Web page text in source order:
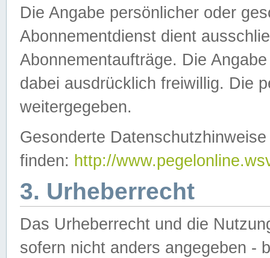
Die Angabe persönlicher oder
Abonnementdienst dient
Abonnementaufträge. Die
dabei ausdrücklich freiwillig. Die
weitergegeben.
Gesonderte
finden: http://
3. Urheberrecht
Das Urheberrecht und die
sofern nicht anders angegeben -